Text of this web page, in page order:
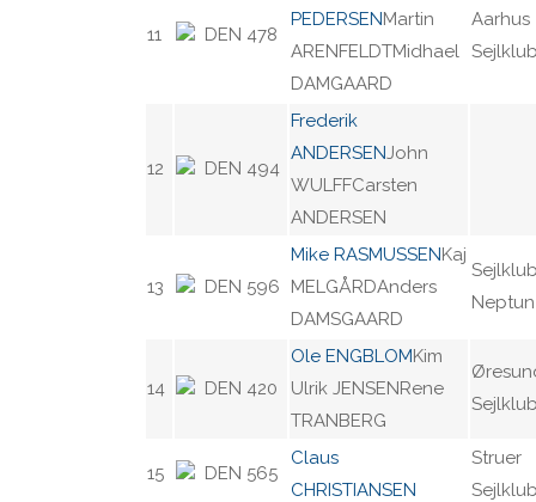
11 DEN 478
PEDERSENMartin
ARENFELDTMidhael
DAMGAARD
Aarhus
12 DEN 494
Frederik
ANDERSENJohn
WULFFCarsten
ANDERSEN
13 DEN 596
Mike RASMUSSENKaj
MELGÅRDAnders
DAMSGAARD
14 DEN 420
Ole ENGBLOMKim
Ulrik JENSENRene
TRANBERG
15 DEN 565
Claus
CHRISTIANSEN
Struer